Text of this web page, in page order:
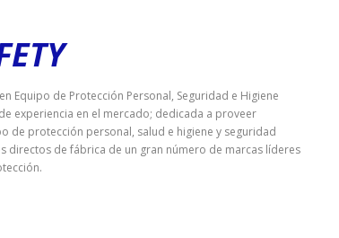
Equipo de Protección Personal, Seguridad e Higiene
experiencia en el mercado; dedicada a proveer
de protección personal, salud e higiene y seguridad
directos de fábrica de un gran número de marcas líderes